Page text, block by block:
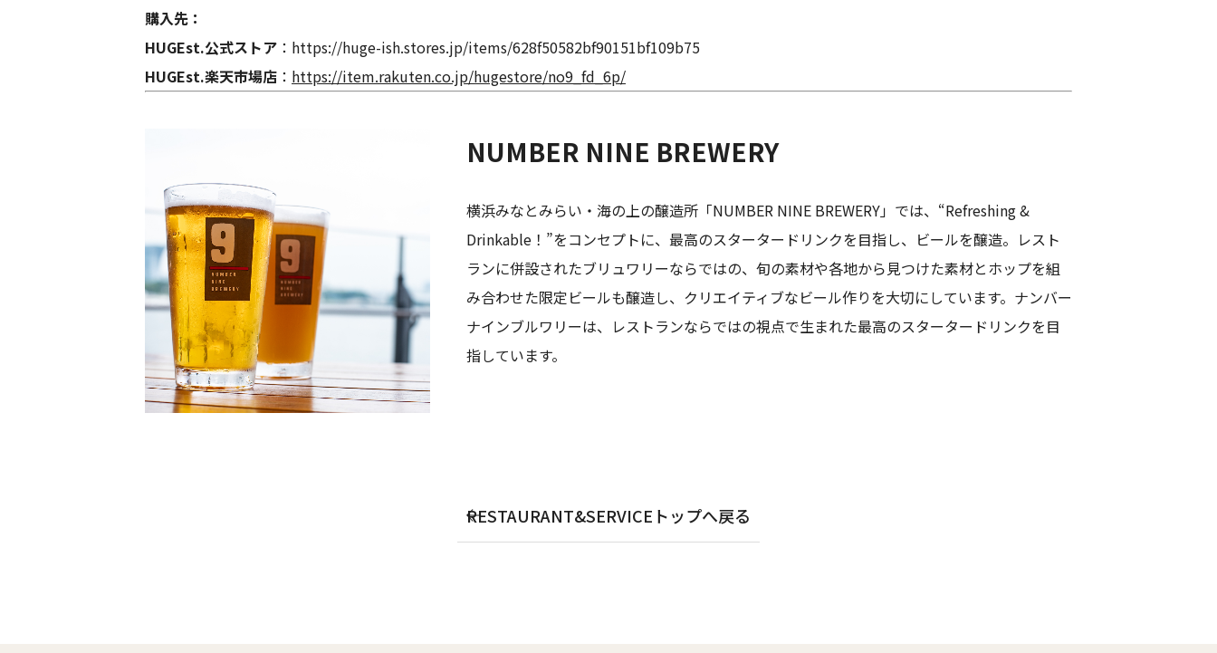
購入先：
HUGEst.公式ストア ： https://huge-ish.stores.jp/items/628f50582bf90151bf109b75
HUGEst.楽天市場店 ： https://item.rakuten.co.jp/hugestore/no9_fd_6p/
NUMBER NINE BREWERY
横浜みなとみらい・海の上の醸造所「NUMBER NINE BREWERY」では、“Refreshing &
Drinkable！”をコンセプトに、最高のスタータードリンクを目指し、ビールを醸造。レスト
ランに併設されたブリュワリーならではの、旬の素材や各地から見つけた素材とホップを組
み合わせた限定ビールも醸造し、クリエイティブなビール作りを大切にしています。ナンバー
ナインブルワリーは、レストランならではの視点で生まれた最高のスタータードリンクを目
指しています。
RESTAURANT&SERVICEトップへ戻る